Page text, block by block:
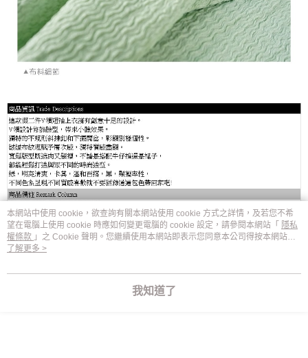
本網站中使用 cookie，欲查詢有關本網站使用 cookie 方式之詳情，及若您不希
望在電腦上使用 cookie 時應如何變更電腦的 cookie 設定，請參閱本網站「 隱私
權條款 」之 Cookie 聲明。您繼續使用本網站即表示您同意本公司得按本網站使
用條款之 Cookie 聲明使用 cookie。
了解更多 >
我知道了